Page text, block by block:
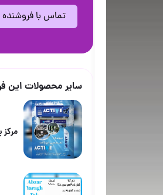
تماس با فروشنده
سایر محصولات این
مرکز پخش